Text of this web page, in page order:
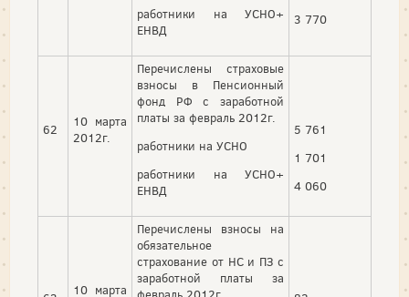
работники на УСНО+
ЕНВД
3 770
62
10 марта
2012г.
Перечислены страховые
взносы в Пенсионный
фонд РФ с заработной
платы за февраль 2012г.
работники на УСНО
работники на УСНО+
ЕНВД
5 761
1 701
4 060
10 марта
Перечислены взносы на
обязательное
страхование от НС и ПЗ с
заработной платы за